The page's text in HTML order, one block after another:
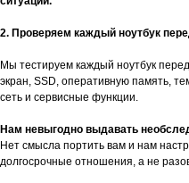
2. Проверяем каждый ноутбук
Мы тестируем каждый ноутбук
экран, SSD, оперативную память,
сеть и сервисные функции.
Нам невыгодно выдавать
Нет смысла портить вам и нам
долгосрочные отношения, а не